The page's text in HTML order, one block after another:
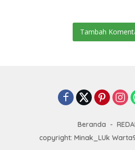
Tambah
Beranda
copyright: Minak_LUk